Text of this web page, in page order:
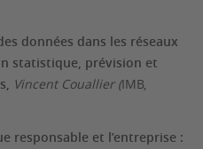
données dans les réseaux
statistique, prévision et
Vincent Couallier (IMB,
responsable et l’entreprise :